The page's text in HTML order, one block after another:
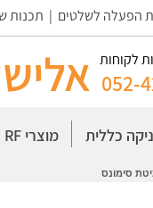
הפעלה לשלטים | תכנות
לקוחות
052-
כללית מוצרי RF לשליטה מרחוק
סימונס